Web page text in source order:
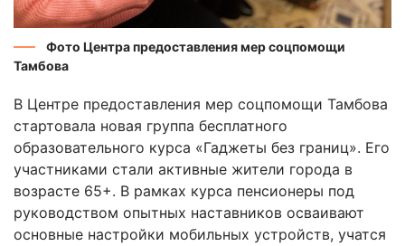
Фото Центра предоставления мер соцпомощи
Тамбова
В Центре предоставления мер соцпомощи Тамбова
стартовала новая группа бесплатного
образовательного курса «Гаджеты без границ». Его
участниками стали активные жители города в
возрасте 65+. В рамках курса пенсионеры под
руководством опытных наставников осваивают
основные настройки мобильных устройств, учатся